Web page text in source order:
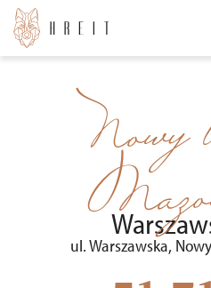
ul. Warszawska,